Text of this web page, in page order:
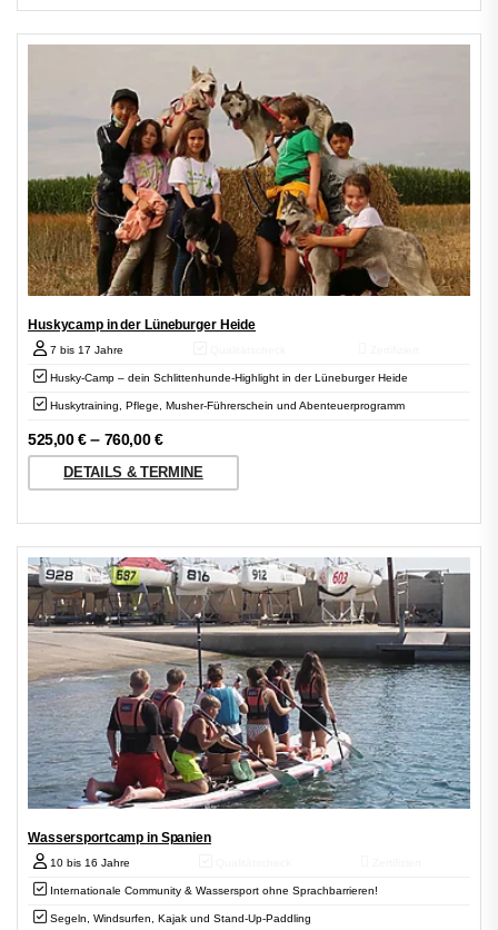
Huskycamp in der Lüneburger Heide
7 bis 17 Jahre
Husky-Camp – dein Schlittenhunde-Highlight in der Lüneburger Heide
Huskytraining, Pflege, Musher-Führerschein und Abenteuerprogramm
525,00€– 760,00€
DETAILS & TERMINE
Wasser­sportcamp in Spanien
10 bis 16 Jahre
Internationale Community & Wassersport ohne Sprachbarrieren!
Segeln, Windsurfen, Kajak und Stand-Up-Paddling